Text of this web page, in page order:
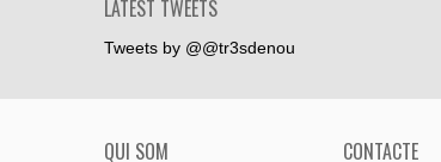
LATEST TWEETS
Tweets by @@tr3sdenou
QUI SOM CONTACTE